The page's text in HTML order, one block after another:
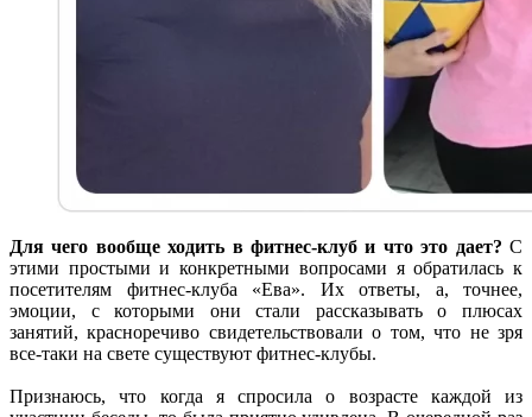
Для чего вообще ходить в фитнес-клуб и что это дает? С
этими простыми и конкретными вопросами я обратилась к
посетителям фитнес-клуба «Ева». Их ответы, а, точнее,
эмоции, с которыми они стали рассказывать о плюсах
занятий, красноречиво свидетельствовали о том, что не зря
все-таки на свете существуют фитнес-клубы.
Признаюсь, что когда я спросила о возрасте каждой из